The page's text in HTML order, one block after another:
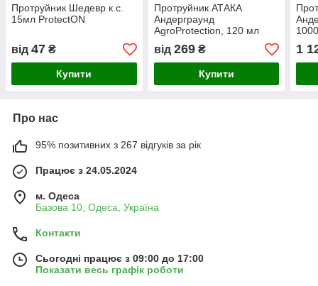
Протруйник Шедевр к.с.
15мл ProtectON
від 47 ₴
Купити
Протруйник АТАКА
Андерграунд
AgroProtection, 120 мл
від 269₴
Купити
1
Про нас
95% позитивних з 267 відгуків за рік
Працює з 24.05.2024
м. Одеса
Базова 10, Одеса, Україна
Контакти
Сьогодні працює з 09:00 до 17:00
Показати весь графік роботи